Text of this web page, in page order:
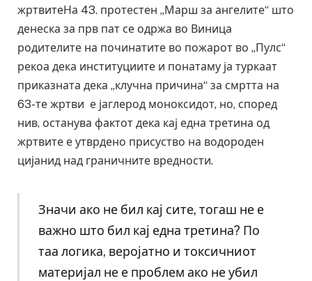
жртвитеНа 43. протестен „Марш за ангелите“ што
денеска за прв пат се одржа во Виница
родителите на починатите во пожарот во „Пулс“
рекоа дека институциите и понатаму ја туркаат
приказната дека „клучна причина“ за смртта на
63-те жртви е јаглерод моноксидот, но, според
нив, останува фактот дека кај една третина од
жртвите е утврдено присуство на водороден
цијанид над граничните вредности.
Значи ако не бил кај сите, тогаш не е
важно што бил кај една третина? По
таа логика, веројатно и токсичниот
материјал не е проблем ако не убил